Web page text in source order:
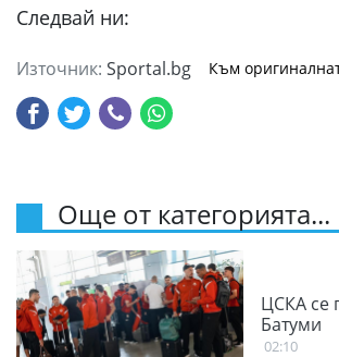
Следвай ни:
Източник: Sportal.bg Към
Още от категорията...
ЦСКА се
Батуми
02:10